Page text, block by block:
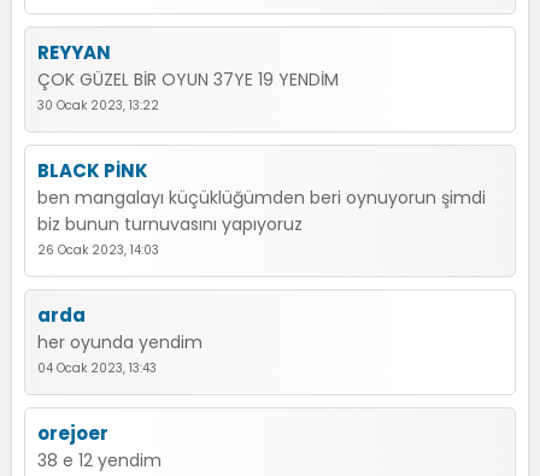
REYYAN
ÇOK GÜZEL BİR OYUN 37YE 19 YENDİM
30 Ocak 2023, 13:22
BLACK PİNK
ben mangalayı küçüklüğümden beri oynuyorun şimdi
biz bunun turnuvasını yapıyoruz
26 Ocak 2023, 14:03
arda
her oyunda yendim
04 Ocak 2023, 13:43
orejoer
38 e 12 yendim